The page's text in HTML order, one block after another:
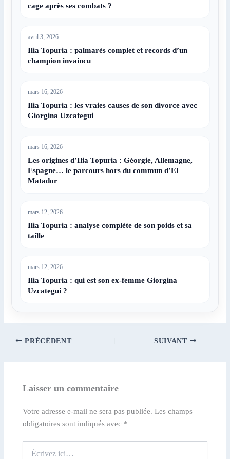
cage après ses combats ?
avril 3, 2026
Ilia Topuria : palmarès complet et records d’un
champion invaincu
mars 16, 2026
Ilia Topuria : les vraies causes de son divorce avec
Giorgina Uzcategui
mars 16, 2026
Les origines d’Ilia Topuria : Géorgie, Allemagne,
Espagne… le parcours hors du commun d’El
Matador
mars 12, 2026
Ilia Topuria : analyse complète de son poids et sa
taille
mars 12, 2026
Ilia Topuria : qui est son ex-femme Giorgina
Uzcategui ?
PRÉCÉDENT SUIVANT
Laisser un commentaire
Votre adresse e-mail ne sera pas publiée. Les champs
obligatoires sont indiqués avec *
ici…